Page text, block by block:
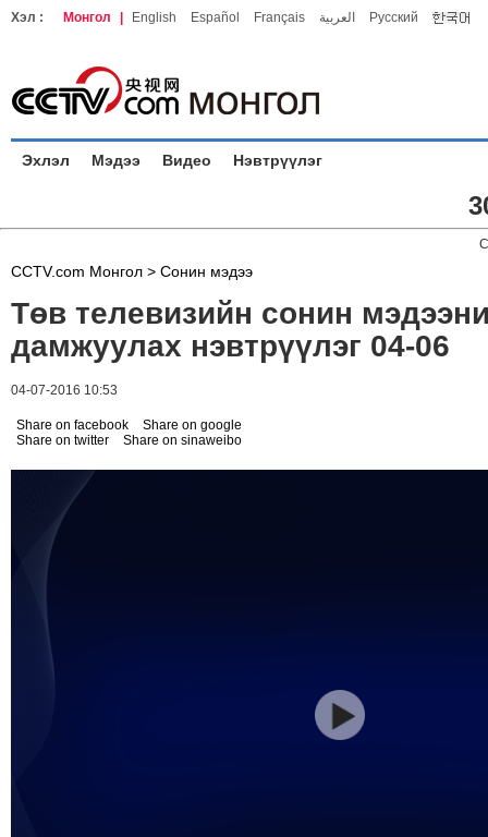
Хэл : Монгол English Español Français العربية Русский
Эхлэл Мэдээ Видео Нэвтрүүлэг
CCTV.com Монгол > Сонин мэдээ
Төв телевизийн сонин
дамжуулах нэвтрүүлэг 04-06
04-07-2016 10:53
Share on facebook
Share on google
Share on twitter
Share on sinaweibo